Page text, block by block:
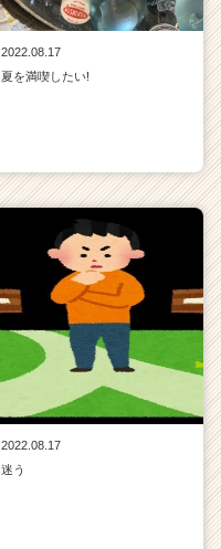
2022.08.17
夏を満喫したい!
2022.08.17
迷う